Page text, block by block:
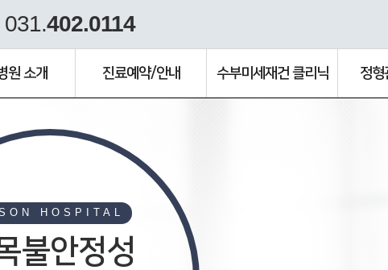
031.402.0114
원 소개 진료예약/안내 수부미세재건 클리닉 정형
HOSPITAL
불안정성